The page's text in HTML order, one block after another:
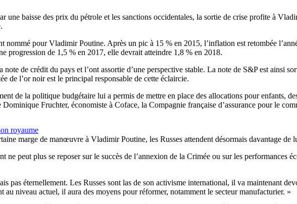
une baisse des prix du pétrole et les sanctions occidentales, la sortie de crise profite à
nommé pour Vladimir Poutine. Après un pic à 15 % en 2015, l’inflation est retombée
progression de 1,5 % en 2017, elle devrait atteindre 1,8 % en 2018.
de crédit du pays et l’ont assortie d’une perspective stable. La note de S&P est ainsi
de l’or noir est le principal responsable de cette éclaircie.
de la politique budgétaire lui a permis de mettre en place des allocations pour enfants,
Fruchter, économiste à Coface, la Compagnie française d’assurance pour le
royaume
marge de manœuvre à Vladimir Poutine, les Russes attendent désormais davantage de
ne peut plus se reposer sur le succès de l’annexion de la Crimée ou sur les performances
pas éternellement. Les Russes sont las de son activisme international, il va maintenant
au niveau actuel, il aura des moyens pour réformer, notamment le secteur manufacturier. »